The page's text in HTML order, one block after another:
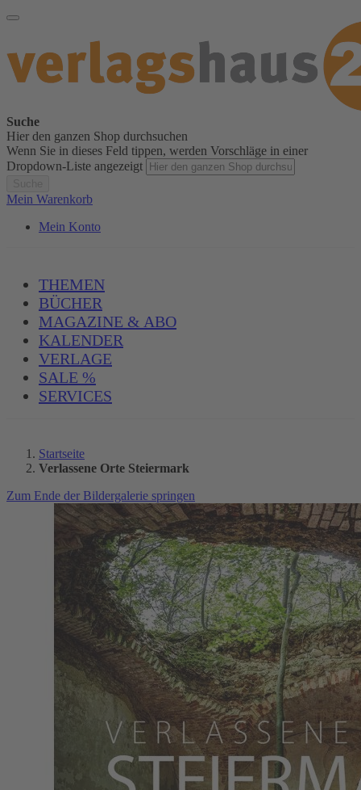
Suche
Hier den ganzen Shop durchsuchen
Wenn Sie in dieses Feld tippen, werden Vorschläge in einer
Dropdown-Liste angezeigt
Mein Warenkorb
Mein Konto
THEMEN
BÜCHER
MAGAZINE & ABO
KALENDER
VERLAGE
SALE %
SERVICES
Startseite
Verlassene Orte Steiermark
Zum Ende der Bildergalerie springen